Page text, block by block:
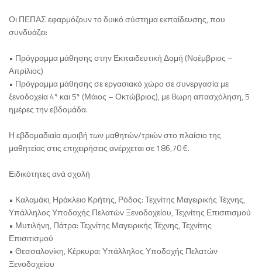
Οι ΠΕΠΑΣ εφαρμόζουν το δυικό σύστημα εκπαίδευσης, που
συνδυάζει:
• Πρόγραμμα μάθησης στην Εκπαιδευτική Δομή (Νοέμβριος –
Απρίλιος)
• Πρόγραμμα μάθησης σε εργασιακό χώρο σε συνεργασία με
ξενοδοχεία 4* και 5* (Μάιος – Οκτώβριος), με 8ωρη απασχόληση, 5
ημέρες την εβδομάδα.
Η εβδομαδιαία αμοιβή των μαθητών/τριών στο πλαίσιο της
μαθητείας στις επιχειρήσεις ανέρχεται σε 186,70 €.
Ειδικότητες ανά σχολή
• Καλαμάκι, Ηράκλειο Κρήτης, Ρόδος: Τεχνίτης Μαγειρικής Τέχνης,
Υπάλληλος Υποδοχής Πελατών Ξενοδοχείου, Τεχνίτης Επισιτισμού
• Μυτιλήνη, Πάτρα: Τεχνίτης Μαγειρικής Τέχνης, Τεχνίτης
Επισιτισμού
• Θεσσαλονίκη, Κέρκυρα: Υπάλληλος Υποδοχής Πελατών
Ξενοδοχείου